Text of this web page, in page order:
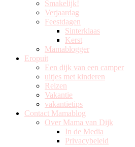
Smakelijk!
Verjaardag
Feestdagen
Sinterklaas
Kerst
Mamablogger
Eropuit
Een dijk van een camper
uitjes met kinderen
Reizen
Vakantie
vakantietips
Contact Mamablog
Over Mama van Dijk
In de Media
Privacybeleid